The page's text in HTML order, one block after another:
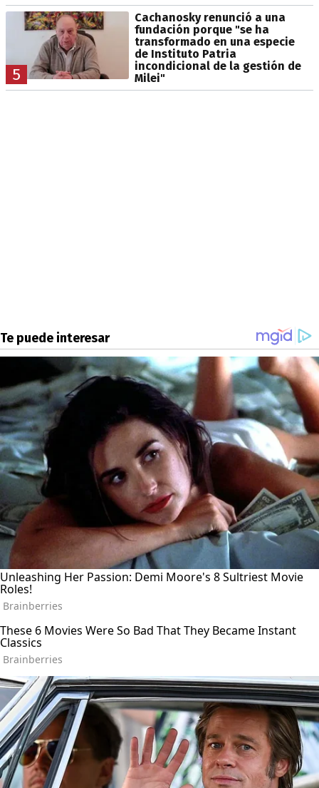
5
Cachanosky renunció a una
fundación porque "se ha
transformado en una especie
de Instituto Patria
incondicional de la gestión de
Milei"